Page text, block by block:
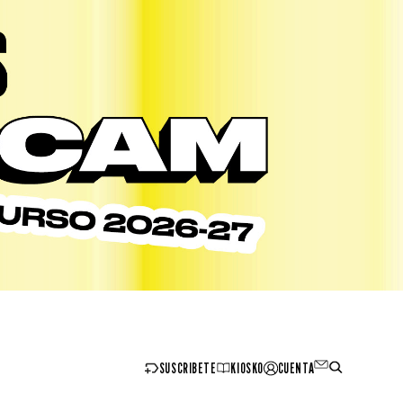
SUSCRIBETE KIOSKO CUENTA